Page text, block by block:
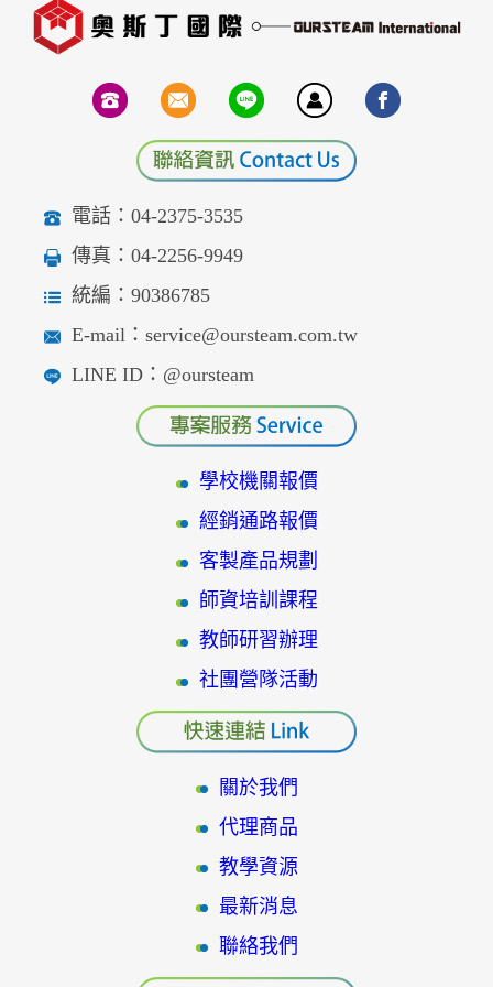
電話：04-2375-3535
傳真：04-2256-9949
統編：90386785
E-mail：service@oursteam.com.tw
LINE ID：@oursteam
學校機關報價
經銷通路報價
客製產品規劃
師資培訓課程
教師研習辦理
社團營隊活動
關於我們
代理商品
教學資源
最新消息
聯絡我們